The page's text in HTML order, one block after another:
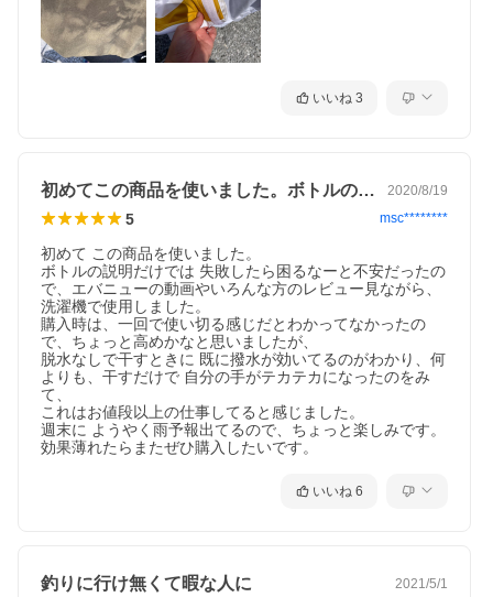
いいね 3
初めてこの商品を使いました。ボトルの説… 2020/8/19
5 msc********
初めて この商品を使いました。
ボトルの説明だけでは 失敗したら困るなーと不安だったの
で、エバニューの動画やいろんな方のレビュー見ながら、
洗濯機で使用しました。
購入時は、一回で使い切る感じだとわかってなかったの
で、ちょっと高めかなと思いましたが、
脱水なしで干すときに 既に撥水が効いてるのがわかり、何
よりも、干すだけで 自分の手がテカテカになったのをみ
て、
これはお値段以上の仕事してると感じました。
週末に ようやく雨予報出てるので、ちょっと楽しみです。
効果薄れたらまたぜひ購入したいです。
いいね 6
釣りに行け無くて暇な人に 2021/5/1